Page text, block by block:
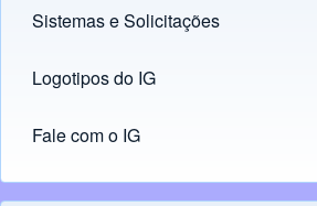
Sistemas e Solicitações
(opens in new tab)
Logotipos do IG
(opens in new tab)
Fale com o IG